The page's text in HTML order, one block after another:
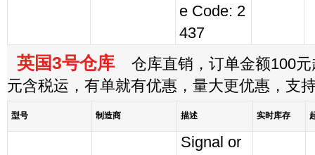
e Code: 2
437
英国3号仓库 仓库直销，订单金额100元
元含税运，有单就有优惠，量大更优惠，支
型号 制造商 描述 实时库存
Signal or